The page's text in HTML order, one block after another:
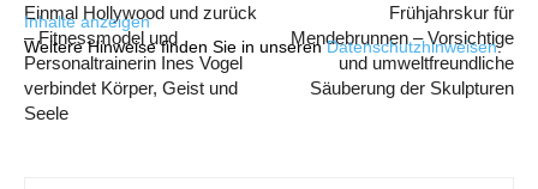
Inhalte anzeigen
Weitere Hinweise finden Sie in unserenDatenschutzhinweisen.
Einmal Hollywood und zurück
– Fitnessmodel und
Personaltrainerin Ines Vogel
verbindet Körper, Geist und
Seele
Frühjahrskur für
Mendebrunnen – Vorsichtige
und umweltfreundliche
Säuberung der Skulpturen